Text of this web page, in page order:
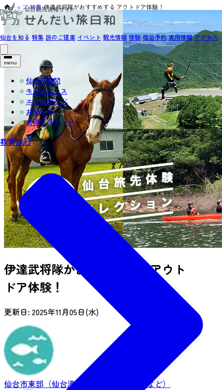
仙台を知る 特集 旅のご提案 イベント 観光情報 体験 宿泊予約 実用情報 アクセス
menu
仙台夜時間
モデルコース
エリアガイド
お知らせ
お得なチケット
教育旅行
トップ›特集›伊達武将隊がおすすめする アウトドア体験！
伊達武将隊がおすすめする アウト
ドア体験！
更新日: 2025年11月05日(水)
仙台市東部（仙台港・荒浜・名取市閖上など）